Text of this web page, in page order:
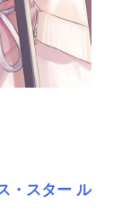
・スター ル